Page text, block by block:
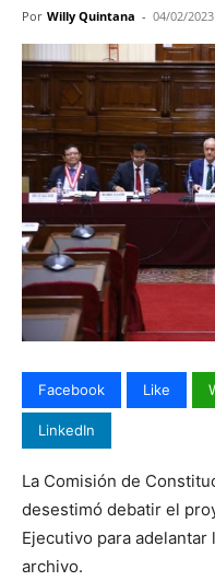
Por Willy Quintana - 04/02/2023
Facebook Like
LinkedIn
La Comisión de
desestimó debatir el
Ejecutivo para
archivo.